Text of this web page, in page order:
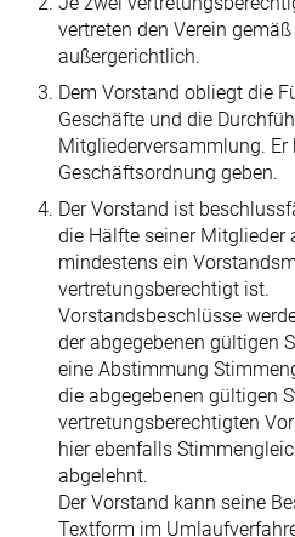
vertreten den Verein
außergerichtlich.
Dem Vorstand obliegt die
Geschäfte und die
Mitgliederversammlung. Er
Geschäftsordnung geben.
Der Vorstand ist
die Hälfte seiner Mitglieder
mindestens ein
vertretungsberechtigt ist.
Vorstandsbeschlüsse
der abgegebenen gültigen
eine Abstimmung
die abgegebenen gültigen
vertretungsberechtigten
hier ebenfalls
abgelehnt.
Der Vorstand kann seine
Textform im